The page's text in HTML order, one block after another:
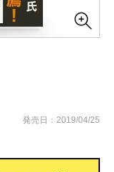
発売日：2019/04/25